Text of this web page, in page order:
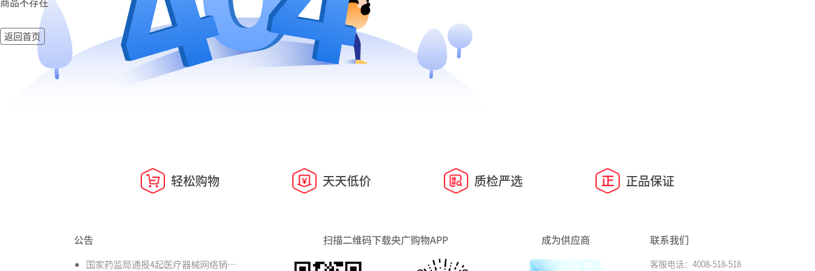
返回首页
轻松购物 天天低价 质检严选 正品保证
公告
国家药监局通报4起医疗器械网络销售违法违规案件信息
扫描二维码下载央广购物APP 成为供应商 联系我们
客服电话：4008-518-518